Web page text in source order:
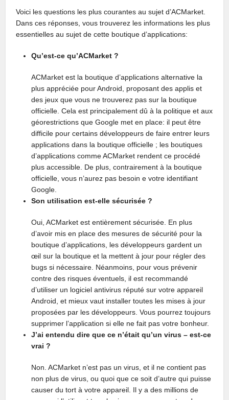
Voici les questions les plus courantes au sujet d’ACMarket.
Dans ces réponses, vous trouverez les informations les plus
essentielles au sujet de cette boutique d’applications:
Qu’est-ce qu’ACMarket ?
ACMarket est la boutique d’applications alternative la
plus appréciée pour Android, proposant des applis et
des jeux que vous ne trouverez pas sur la boutique
officielle. Cela est principalement dû à la politique et aux
géorestrictions que Google met en place: il peut être
difficile pour certains développeurs de faire entrer leurs
applications dans la boutique officielle ; les boutiques
d’applications comme ACMarket rendent ce procédé
plus accessible. De plus, contrairement à la boutique
officielle, vous n’aurez pas besoin e votre identifiant
Google.
Son utilisation est-elle sécurisée ?
Oui, ACMarket est entièrement sécurisée. En plus
d’avoir mis en place des mesures de sécurité pour la
boutique d’applications, les développeurs gardent un
œil sur la boutique et la mettent à jour pour régler des
bugs si nécessaire. Néanmoins, pour vous prévenir
contre des risques éventuels, il est recommandé
d’utiliser un logiciel antivirus réputé sur votre appareil
Android, et mieux vaut installer toutes les mises à jour
proposées par les développeurs. Vous pourrez toujours
supprimer l’application si elle ne fait pas votre bonheur.
J’ai entendu dire que ce n’était qu’un virus – est-ce
vrai ?
Non. ACMarket n’est pas un virus, et il ne contient pas
non plus de virus, ou quoi que ce soit d’autre qui puisse
causer du tort à votre appareil. Il y a des millions de